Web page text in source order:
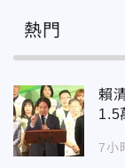
熱門
賴
1.5
7小